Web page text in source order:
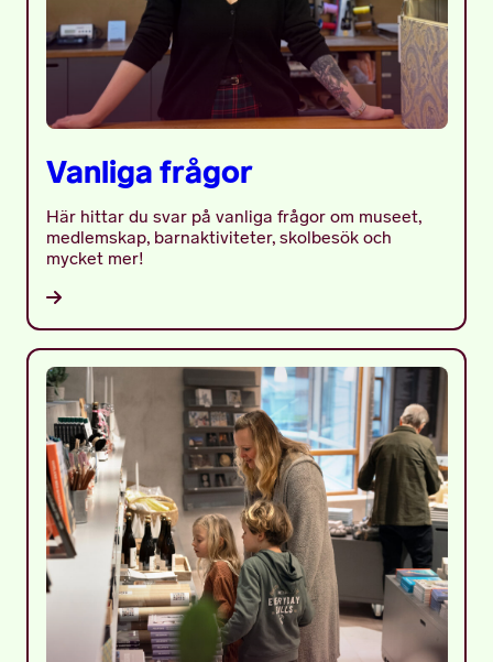
Vanliga frågor
Här hittar du svar på vanliga frågor om museet,
medlemskap, barnaktiviteter, skolbesök och
mycket mer!